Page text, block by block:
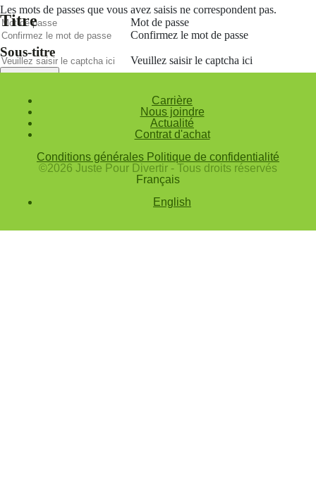
Titre
Sous-titre
Carrière
Nous joindre
Actualité
Contrat d'achat
Conditions générales Politique de confidentialité
©2026 Juste Pour Divertir - Tous droits réservés
Français
English
Les mots de passes que vous avez saisis ne correspondent pas.
Mot de passe
Confirmez le mot de passe
Veuillez saisir le captcha ici
Valider
Mot de passe oublié
Saisissez l'adresse e-mail que vous utilisez pour vous connecter.
Courriel